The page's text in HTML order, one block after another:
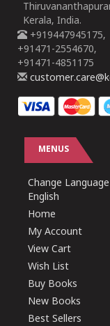
Kerala, India.
+919447945175,
+91471-2554670,
+91471-4851175
MENUS
Change
English
Home
My Account
View Cart
Wish List
Buy Books
New Books
Best Sellers